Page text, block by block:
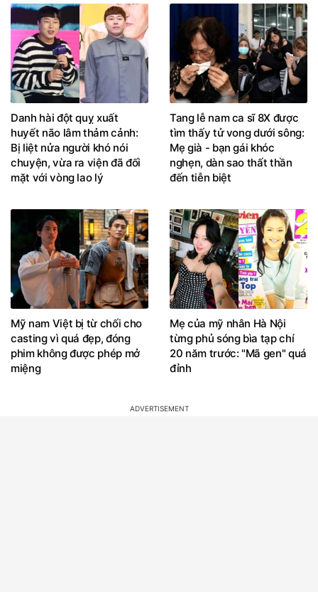
Danh hài đột quỵ xuất
huyết não lâm thảm cảnh:
Bị liệt nửa người khó nói
chuyện, vừa ra viện đã đối
mặt với vòng lao lý
Tang lễ nam ca sĩ 8X được
tìm thấy tử vong dưới sông:
Mẹ già - bạn gái khóc
nghẹn, dàn sao thất thần
đến tiễn biệt
Mỹ nam Việt bị từ chối cho
casting vì quá đẹp, đóng
phim không được phép mở
miệng
Mẹ của mỹ nhân Hà Nội
từng phủ sóng bìa tạp chí
20 năm trước: "Mã gen" quá
đỉnh